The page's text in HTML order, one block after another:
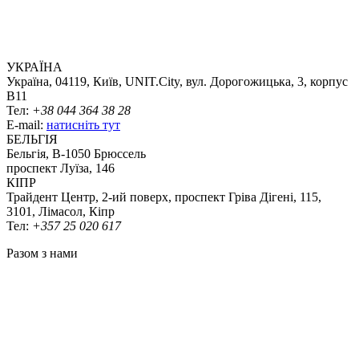
УКРАЇНА
Україна, 04119, Київ, UNIT.City, вул. Дорогожицька, 3, корпус
B11
Тел: +38 044 364 38 28
E-mail: натисніть тут
БЕЛЬГІЯ
Бельгія, В-1050 Брюссель
проспект Луїза, 146
КІПР
Трайдент Центр, 2-ий поверх, проспект Гріва Дігені, 115,
3101, Лімасол, Кіпр
Тел: +357 25 020 617
Разом з нами